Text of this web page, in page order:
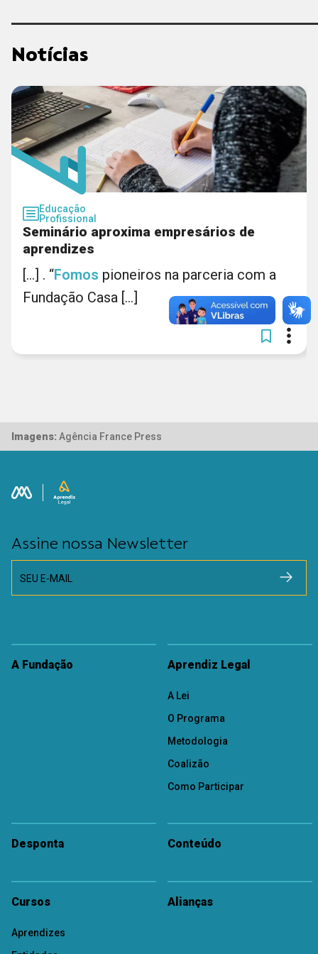
Notícias
Educação
Profissional
Seminário aproxima empresários de
aprendizes
[...] . “Fomos pioneiros na parceria com a
Fundação Casa [...]
Imagens: Agência France Press
Assine nossa Newsletter
SEU E-MAIL
A Fundação Aprendiz Legal
A Lei
O Programa
Metodologia
Coalizão
Como Participar
Desponta Conteúdo
Cursos
Aprendizes
Alianças